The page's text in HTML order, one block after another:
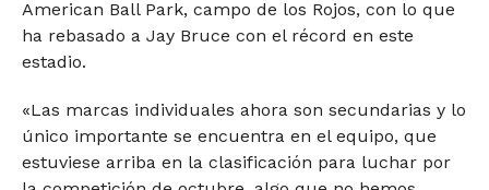
American Ball Park, campo de los Rojos, con lo que
ha rebasado a Jay Bruce con el récord en este
estadio.
«Las marcas individuales ahora son secundarias y lo
único importante se encuentra en el equipo, que
estuviese arriba en la clasificación para luchar por